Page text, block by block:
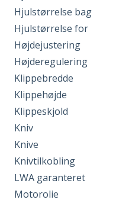
Hjulstørrelse bag
Hjulstørrelse for
Højdejustering
Højderegulering
Klippebredde
Klippehøjde
Klippeskjold
Kniv
Knive
Knivtilkobling
LWA garanteret
Motorolie